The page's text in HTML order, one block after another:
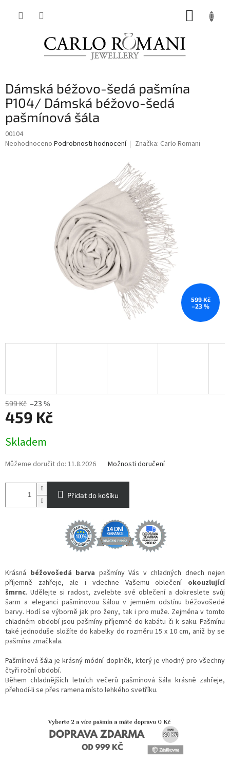
Dámská béžovo-šedá pašmína
P104/ Dámská béžovo-šedá
pašmínová šála
00104
Průměrné
Neohodnoceno Podrobnosti hodnocení Značka: Carlo Romani
599 Kč
–23 %
599 Kč –23 %
459 Kč
cena:
Skladem
Můžeme doručit do: 11.8.2026 Možnosti doručení
Přidat do košíku
Krásná béžovošedá barva pašmíny Vás v chladných dnech nejen
příjemně zahřeje, ale i vdechne Vašemu oblečení okouzlující
šmrnc. Udělejte si radost, zvelebte své oblečení a dokreslete svůj
šarm a eleganci pašmínovou šálou v jemném odstínu béžovošedé
barvy. Hodí se výborně jak pro ženy, tak i pro muže. Zejména v tomto
chladném období jsou pašmíny příjemné do kabátu či k saku. Pašmínu
také jednoduše složíte do kabelky do rozměru 15 x 10 cm, aniž by se
pašmína zmačkala.
Pašmínová šála je krásný módní doplněk, který je vhodný pro všechny
čtyři roční období.
Během chladnějších letních večerů pašmínová šála krásně zahřeje,
přehodí-li se přes ramena místo lehkého svetříku.